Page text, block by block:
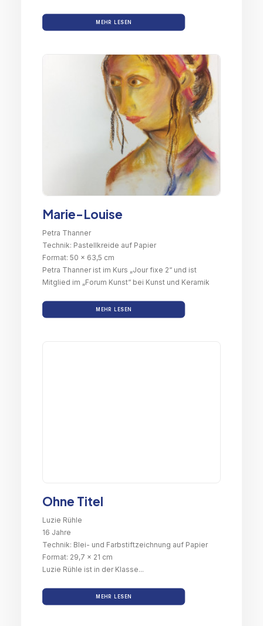
MEHR LESEN
Marie-Louise
Petra Thanner
Technik: Pastellkreide auf Papier
Format: 50 x 63,5 cm
Petra Thanner ist im Kurs „Jour fixe 2“ und ist
Mitglied im „Forum Kunst“ bei Kunst und Keramik
MEHR LESEN
Ohne Titel
Luzie Rühle
16 Jahre
Technik: Blei- und Farbstiftzeichnung auf Papier
Format: 29,7 x 21 cm
Luzie Rühle ist in der Klasse...
MEHR LESEN